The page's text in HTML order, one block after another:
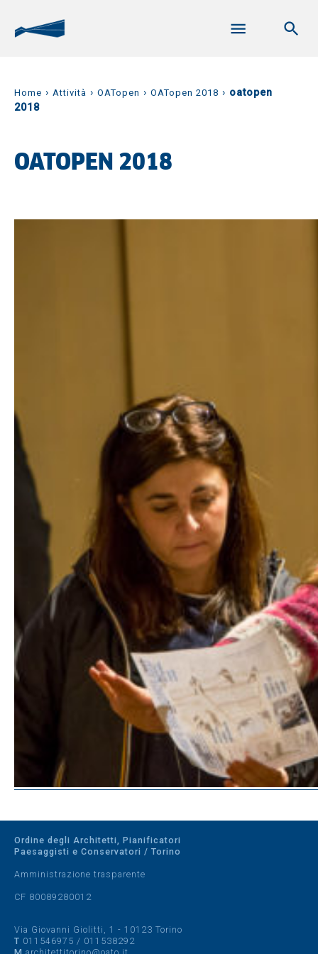
Home › Attività › OATopen › OATopen 2018 › oatopen
2018
OATOPEN 2018
Ordine degli Architetti, Pianificatori
Paesaggisti e Conservatori / Torino
Amministrazione trasparente
CF 80089280012
Via Giovanni Giolitti, 1 - 10123 Torino
T 011546975 / 011538292